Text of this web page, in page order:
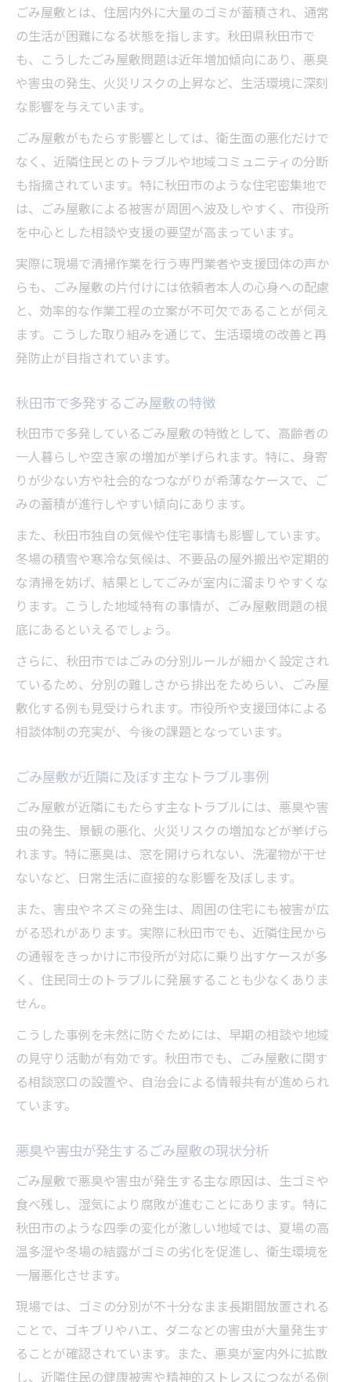
地域住民が抱えるごみ屋敷への不安と声
ごみ屋敷を防ぐ秋田市での具体策とは
ごみ屋敷予防に役立つ秋田市の制度紹介
日常でできるごみ屋敷対策のポイント
ごみ分別徹底がごみ屋敷防止につながる理
由
地域清掃活動でごみ屋敷発生を抑える方法
相談窓口を利用したごみ屋敷予防事例
生活環境を守るごみ屋敷対策の実際
清掃業者によるごみ屋敷片付け秋田の流れ
ごみ屋敷の衛生対策と再発防止のコツ
ごみ屋敷回収秋田市のサービス活用法
ごみ屋敷対策で得られる安心な暮らし
ごみ屋敷に対する秋田市役所の対応手順
市役所へごみ屋敷相談時のポイント
ごみ屋敷条例に基づく指導と支援内容
フライパンや粗大ごみの分別相談も市役所
へ
秋田市市役所のごみ屋敷対応事例紹介
トラブル回避に役立つごみ屋敷対処法
ごみ屋敷トラブルを防ぐ近隣との関係強化
ごみ屋敷問題解決に必要な第三者支援の活
用
ごみ屋敷片付け秋田でのトラブル事例と教
ごみ屋敷とは、住居内外に大量のゴミが蓄積され、通常
の生活が困難になる状態を指します。秋田県秋田市で
も、こうしたごみ屋敷問題は近年増加傾向にあり、悪臭
や害虫の発生、火災リスクの上昇など、生活環境に深刻
な影響を与えています。
ごみ屋敷がもたらす影響としては、衛生面の悪化だけで
なく、近隣住民とのトラブルや地域コミュニティの分断
も指摘されています。特に秋田市のような住宅密集地で
は、ごみ屋敷による被害が周囲へ波及しやすく、市役所
を中心とした相談や支援の要望が高まっています。
実際に現場で清掃作業を行う専門業者や支援団体の声か
らも、ごみ屋敷の片付けには依頼者本人の心身への配慮
と、効率的な作業工程の立案が不可欠であることが伺え
ます。こうした取り組みを通じて、生活環境の改善と再
発防止が目指されています。
秋田市で多発するごみ屋敷の特徴
秋田市で多発しているごみ屋敷の特徴として、高齢者の
一人暮らしや空き家の増加が挙げられます。特に、身寄
りが少ない方や社会的なつながりが希薄なケースで、ご
みの蓄積が進行しやすい傾向にあります。
また、秋田市独自の気候や住宅事情も影響しています。
冬場の積雪や寒冷な気候は、不要品の屋外搬出や定期的
な清掃を妨げ、結果としてごみが室内に溜まりやすくな
ります。こうした地域特有の事情が、ごみ屋敷問題の根
底にあるといえるでしょう。
さらに、秋田市ではごみの分別ルールが細かく設定され
ているため、分別の難しさから排出をためらい、ごみ屋
敷化する例も見受けられます。市役所や支援団体による
相談体制の充実が、今後の課題となっています。
ごみ屋敷が近隣に及ぼす主なトラブル事例
ごみ屋敷が近隣にもたらす主なトラブルには、悪臭や害
虫の発生、景観の悪化、火災リスクの増加などが挙げら
れます。特に悪臭は、窓を開けられない、洗濯物が干せ
ないなど、日常生活に直接的な影響を及ぼします。
また、害虫やネズミの発生は、周囲の住宅にも被害が広
がる恐れがあります。実際に秋田市でも、近隣住民から
の通報をきっかけに市役所が対応に乗り出すケースが多
く、住民同士のトラブルに発展することも少なくありま
せん。
こうした事例を未然に防ぐためには、早期の相談や地域
の見守り活動が有効です。秋田市でも、ごみ屋敷に関す
る相談窓口の設置や、自治会による情報共有が進められ
ています。
悪臭や害虫が発生するごみ屋敷の現状分析
ごみ屋敷で悪臭や害虫が発生する主な原因は、生ゴミや
食べ残し、湿気により腐敗が進むことにあります。特に
秋田市のような四季の変化が激しい地域では、夏場の高
温多湿や冬場の結露がゴミの劣化を促進し、衛生環境を
一層悪化させます。
現場では、ゴミの分別が不十分なまま長期間放置される
ことで、ゴキブリやハエ、ダニなどの害虫が大量発生す
ることが確認されています。また、悪臭が室内外に拡散
し、近隣住民の健康被害や精神的ストレスにつながる例